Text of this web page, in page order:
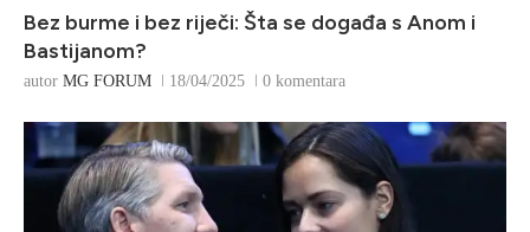
Bez burme i bez riječi: Šta se događa s Anom i
Bastijanom?
autor MG FORUM 18/04/2025 0 komentara